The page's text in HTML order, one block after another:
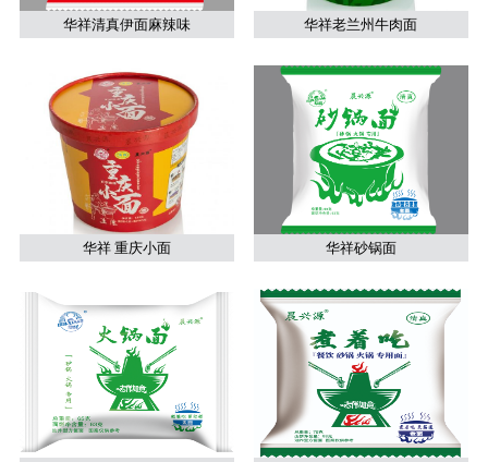
华祥清真伊面麻辣味 华祥老兰州牛肉面
华祥 重庆小面 华祥砂锅面